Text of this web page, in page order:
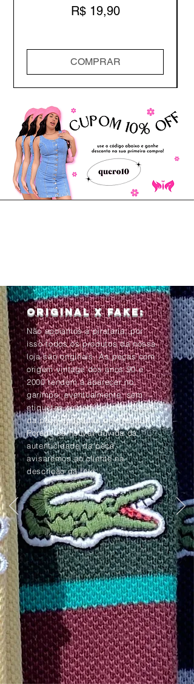
Preço
R$ 19,90
COMPRAR
Original x Fake:
Não apoiamos a pirataria, por
isso todos os produtos da nossa
loja são originais. As peças com
origem vintage dos anos 90 e
2000 tendem à aparecer no
garimpo, eventualmente, sem
etiquetas ou com as informações
da peça apagadas pelo tempo.
Porém, se houver dúvida da
autenticidade da peça,
avisaremos ao cliente na
descrição da foto.